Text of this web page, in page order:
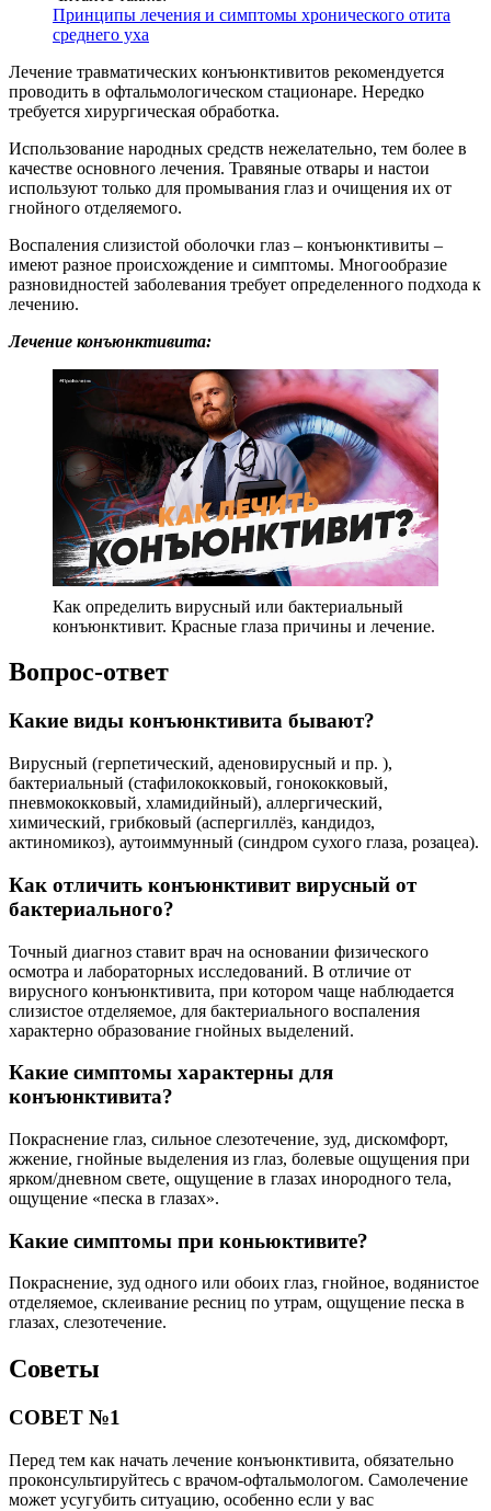
Принципы лечения и симптомы хронического отита
среднего уха
Лечение травматических конъюнктивитов рекомендуется
проводить в офтальмологическом стационаре. Нередко
требуется хирургическая обработка.
Использование народных средств нежелательно, тем более в
качестве основного лечения. Травяные отвары и настои
используют только для промывания глаз и очищения их от
гнойного отделяемого.
Воспаления слизистой оболочки глаз – конъюнктивиты –
имеют разное происхождение и симптомы. Многообразие
разновидностей заболевания требует определенного подхода к
лечению.
Лечение конъюнктивита:
Как определить вирусный или бактериальный
конъюнктивит. Красные глаза причины и лечение.
Вопрос-ответ
Какие виды конъюнктивита бывают?
Вирусный (герпетический, аденовирусный и пр. ),
бактериальный (стафилококковый, гонококковый,
пневмококковый, хламидийный), аллергический,
химический, грибковый (аспергиллёз, кандидоз,
актиномикоз), аутоиммунный (синдром сухого глаза, розацеа).
Как отличить конъюнктивит вирусный от
бактериального?
Точный диагноз ставит врач на основании физического
осмотра и лабораторных исследований. В отличие от
вирусного конъюнктивита, при котором чаще наблюдается
слизистое отделяемое, для бактериального воспаления
характерно образование гнойных выделений.
Какие симптомы характерны для
конъюнктивита?
Покраснение глаз, сильное слезотечение, зуд, дискомфорт,
жжение, гнойные выделения из глаз, болевые ощущения при
ярком/дневном свете, ощущение в глазах инородного тела,
ощущение «песка в глазах».
Какие симптомы при коньюктивите?
Покраснение, зуд одного или обоих глаз, гнойное, водянистое
отделяемое, склеивание ресниц по утрам, ощущение песка в
глазах, слезотечение.
Советы
СОВЕТ №1
Перед тем как начать лечение конъюнктивита, обязательно
проконсультируйтесь с врачом-офтальмологом. Самолечение
может усугубить ситуацию, особенно если у вас